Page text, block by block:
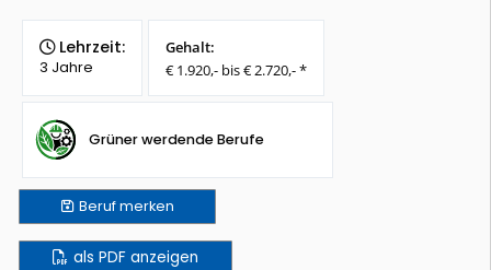
Lehrzeit:
3 Jahre
Gehalt:
€ 1.920,- bis € 2.720,- *
Grüner werdende Berufe
Berufmerken
als PDF anzeigen